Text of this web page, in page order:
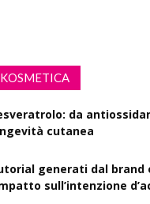
KOSMETICA
da
cutanea
generati dal brand
sull’intenzione